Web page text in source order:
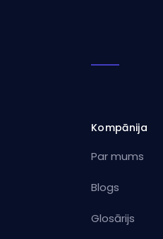
Kompānija
Par mums
Blogs
Glosārijs